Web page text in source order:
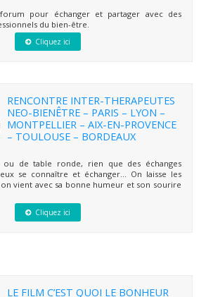
pour échanger et partager avec des
du bien-être.
Cliquez ici
RENCONTRE INTER-THERAPEUTES
NEO-BIENÊTRE – PARIS – LYON –
MONTPELLIER – AIX-EN-PROVENCE
– TOULOUSE – BORDEAUX
ou de table ronde, rien que des échanges
se connaître et échanger… On laisse les
on vient avec sa bonne humeur et son sourire
Cliquez ici
LE FILM C’EST QUOI LE BONHEUR